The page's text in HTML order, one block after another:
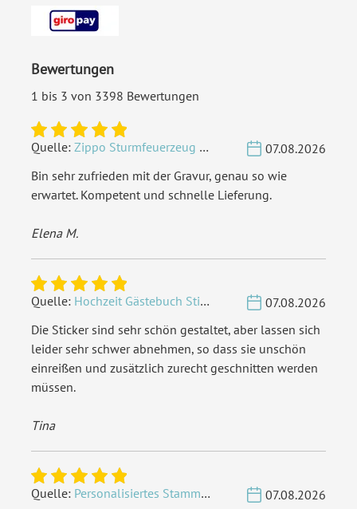
Porto pro Stück:
innerhalb Deutschland
EAN: 4251560678208
Bewertungen
1 bis 3 von 3398 Bewertungen
Quelle: Zippo Sturmfeuerzeug Chrom - Verzierte Initialen
07.08.2026
Bin sehr zufrieden mit der Gravur, genau so wie
erwartet. Kompetent und schnelle Lieferung.
Elena M.
Quelle: Hochzeit Gästebuch Sticker 40 Fragen - Weiß
07.08.2026
Die Sticker sind sehr schön gestaltet, aber lassen sich
leider sehr schwer abnehmen, so dass sie unschön
einreißen und zusätzlich zurecht geschnitten werden
müssen.
Tina
Quelle: Personalisiertes Stammbuch - Eigene Gravurdatei hochladen
07.08.2026